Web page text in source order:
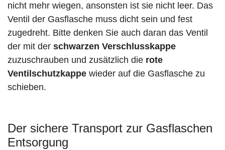
nicht mehr wiegen, ansonsten ist sie nicht leer. Das
Ventil der Gasflasche muss dicht sein und fest
zugedreht. Bitte denken Sie auch daran das Ventil
der mit der schwarzen Verschlusskappe
zuzuschrauben und zusätzlich die rote
Ventilschutzkappe wieder auf die Gasflasche zu
schieben.
Der sichere Transport zur Gasflaschen
Entsorgung